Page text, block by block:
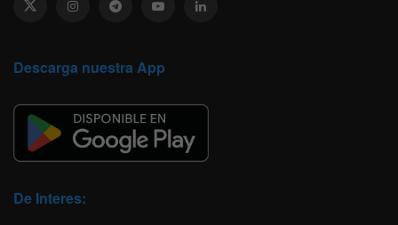
Descarga nuestra App
De Interes: